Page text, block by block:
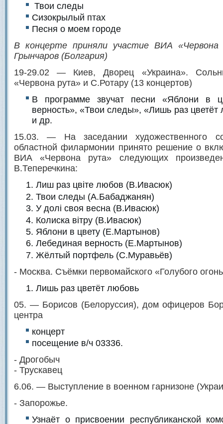
Твои следы
Сизокрылый птах
Песня о моем городе
В концерте приняли участие ВИА «Червона
Грынчаров (Болгария)
19-29.02 — Киев, Дворец «Украина».
«Червона рута» и С.Ротару (13 концертов)
В программе звучат песни «Яблони в
верность», «Твои следы», «Лишь раз цветёт
и др.
15.03. — На заседании художественного
областной филармонии принято решение о
ВИА «Червона рута» следующих
В.Теперечкина:
Лиш раз цвiте любов (В.Ивасюк)
Твои следы (А.Бабаджанян)
У долi своя весна (В.Ивасюк)
Колиска вiтру (В.Ивасюк)
Яблони в цвету (Е.Мартынов)
Лебединая верность (Е.Мартынов)
Жёлтый портфель (С.Муравьёв)
- Москва. Съёмки первомайского «Голубого
Лишь раз цветёт любовь
05. — Борисов (Белоруссия), дом офицеров
центра
концерт
посещение в/ч 03336.
- Дрогобыч
- Трускавец
6.06. — Выступление в военном гарнизоне
- Запорожье.
Узнаёт о присвоении республиканской